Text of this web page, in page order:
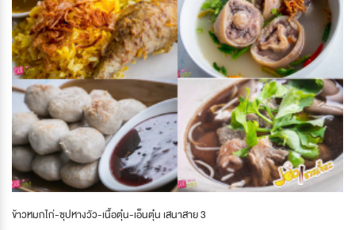
ข้าวหมกไก่-ซุปหางวัว-เนื้อตุ๋น-เอ็นตุ๋น เสนาสาย 3